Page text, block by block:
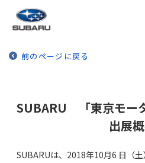
前のページに戻る
SUBARU 「東京モー
出展
SUBARUは、2018年10月6 日（